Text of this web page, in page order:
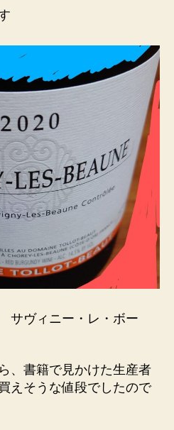
サヴィニー・レ・ボー
、書籍で見かけた生産者
えそうな値段でしたので